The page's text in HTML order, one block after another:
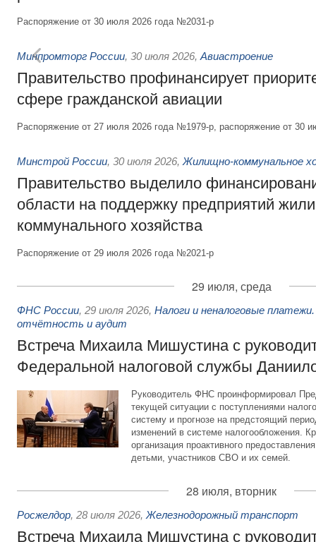
Распоряжение от 30 июля 2026 года №2031-р
Минпромторг России, 30 июля 2026, Авиастроение
Правительство профинансирует
сфере гражданской авиации
Распоряжение от 27 июля 2026 года №1979-р, распоряжение от 30
Минстрой России, 30 июля 2026, Жилищно-коммунальное
Правительство выделило
области на поддержку предприятий
коммунального хозяйства
Распоряжение от 29 июля 2026 года №2021-р
29 июля, среда
ФНС России, 29 июля 2026, Налоги и неналоговые
отчётность и аудит
Встреча Михаила Мишустина с
Федеральной налоговой службы
Руководитель ФНС проинформировал
текущей ситуации с поступлениями
систему и прогнозе на предстоящий
изменений в системе налогообложения.
организация проактивного
детьми, участников СВО и их семей.
28 июля, вторник
Росжелдор, 28 июля 2026, Железнодорожный транспорт
Встреча Михаила Мишустина с